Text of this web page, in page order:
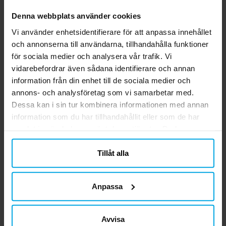
Denna webbplats använder cookies
Vi använder enhetsidentifierare för att anpassa innehållet
och annonserna till användarna, tillhandahålla funktioner
för sociala medier och analysera vår trafik. Vi
vidarebefordrar även sådana identifierare och annan
information från din enhet till de sociala medier och
annons- och analysföretag som vi samarbetar med.
Dessa kan i sin tur kombinera informationen med annan
information som du har tillhandahållit eller som de har
närsomhelst ändra ditt samtycke.
Tillåt alla
Anpassa
Avvisa
du behöver för ett oförglömligt kalas.
Paketet består av assietter, pappmuggar
och servetter till 8 eller 16 personer.
Dessutom ingår 10 gula och 10 ljusblå
ballonger som skapar en festlig stämning,
samt en elegant röd plastduk (137 x 274
cm). Komplettera gärna ditt Pokémon-
kalaspaket med kalaspåsar, partyboxar,
godis, småleksaker och andra Pokémon-
dekorationer. Gör kalaset komplett med
Pokémon-kalaset.
Nuvarande pris:189,00 krTidigare pris:
199,00 kr
189,00 kr 199,00 kr
GÅ TILL
Relaterade produkter